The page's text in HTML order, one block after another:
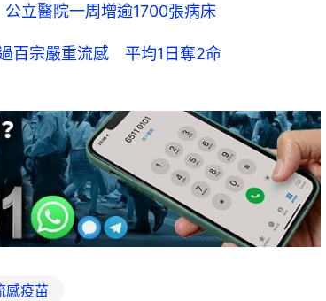
立醫院一周增逾1700張病床
百宗嚴重流感 平均1日奪2命
感疫苗